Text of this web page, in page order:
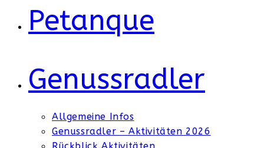
Petanque
Genussradler
Allgemeine Infos
Genussradler – Aktivitäten 2026